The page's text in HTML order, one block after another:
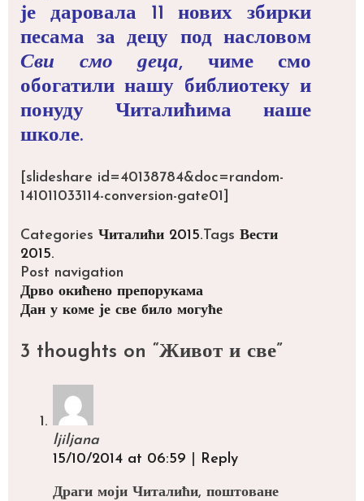
је даровала 11 нових збирки
песама за децу под насловом
Сви смо деца, чиме смо
обогатили нашу библиотеку и
понуду Читалићима наше
школе.
[slideshare id=40138784&doc=random-
141011033114-conversion-gate01]
Categories Читалићи 2015.Tags Вести
2015.
Post navigation
Дрво окићено препорукама
Дан у коме је све било могуће
3 thoughts on “Живот и све”
ljiljana
15/10/2014 at 06:59
Reply
Драги моји Читалићи, поштоване